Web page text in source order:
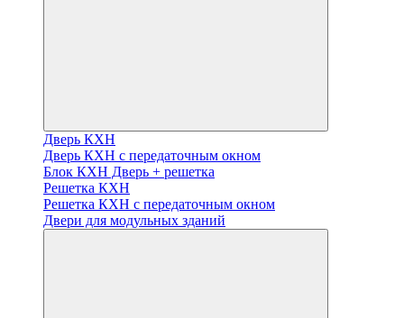
Дверь КХН
Дверь КХН с передаточным окном
Блок КХН Дверь + решетка
Решетка КХН
Решетка КХН с передаточным окном
Двери для модульных зданий